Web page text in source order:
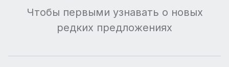
Чтобы первыми узнавать о новых
редких предложениях